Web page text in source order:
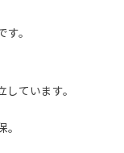
。
ています。